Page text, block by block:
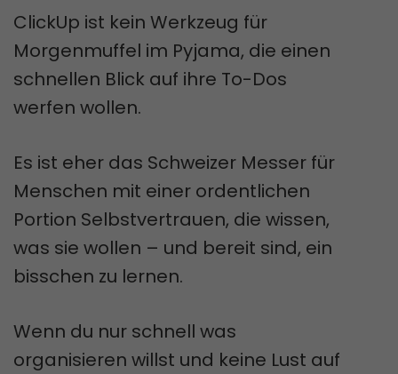
ClickUp ist kein Werkzeug für
Morgenmuffel im Pyjama, die einen
schnellen Blick auf ihre To-Dos
werfen wollen.
Es ist eher das Schweizer Messer für
Menschen mit einer ordentlichen
Portion Selbstvertrauen, die wissen,
was sie wollen – und bereit sind, ein
bisschen zu lernen.
Wenn du nur schnell was
organisieren willst und keine Lust auf